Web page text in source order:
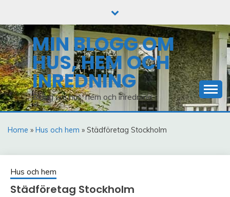
content
MIN BLOGG OM
HUS, HEM OCH
INREDNING
Blogg om hus, hem och inredning
Home » Hus och hem » Städföretag Stockholm
Hus och hem
Städföretag Stockholm